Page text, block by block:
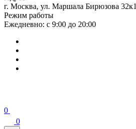
г. Москва, ул. Маршала Бирюзова 32к1
Режим работы
Ежедневно: с 9:00 до 20:00
0
0